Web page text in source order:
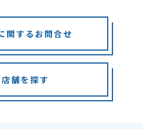
関するお問合せ
店舗を探す